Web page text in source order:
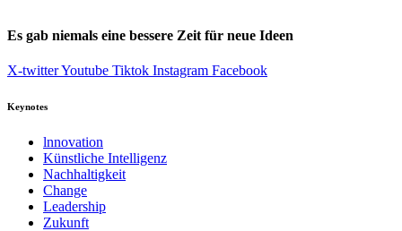
Es gab niemals eine bessere Zeit für neue Ideen
X-twitterYoutube Tiktok Instagram Facebook
Keynotes
lnnovation
Künstliche Intelligenz
Nachhaltigkeit
Change
Leadership
Zukunft